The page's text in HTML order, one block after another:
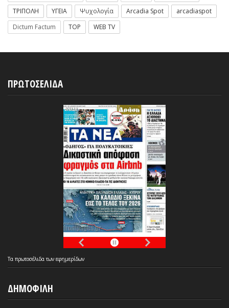
ΤΡΙΠΟΛΗ
ΥΓΕΙΑ Ψυχολογία Arcadia Spot
arcadiaspot
Dictum Factum
TOP WEB TV
ΠΡΩΤΟΣΕΛΙΔΑ
Τα πρωτοσέλιδατων εφημερίδων
ΔΗΜΟΦΙΛΗ